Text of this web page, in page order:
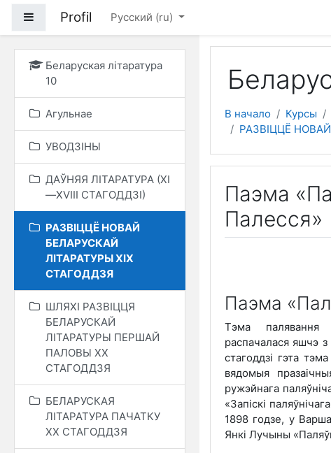
Боковая панель
Profil Русский ‎(ru)‎
Беларуская літаратура
10
Агульнае
УВОДЗІНЫ
ДАЎНЯЯ ЛІТАРАТУРА (XI
—XVIII СТАГОДДЗІ)
РАЗВІЦЦЁ НОВАЙ
БЕЛАРУСКАЙ
ЛІТАРАТУРЫ XIX
СТАГОДДЗЯ
ШЛЯХІ РАЗВІЦЦЯ
БЕЛАРУСКАЙ
ЛІТАРАТУРЫ ПЕРШАЙ
ПАЛОВЫ XX
СТАГОДДЗЯ
БЕЛАРУСКАЯ
ЛІТАРАТУРА ПАЧАТКУ
ХХ СТАГОДДЗЯ
В начало Курсы
РАЗВІЦЦЁ
Паэма
Палесся»
Паэма
Тэма палявання
распачалася яшчэ
стагоддзі гэта
вядомыя
ружэйнага
«Запіскі
1898 годзе, у
Янкі Лучыны